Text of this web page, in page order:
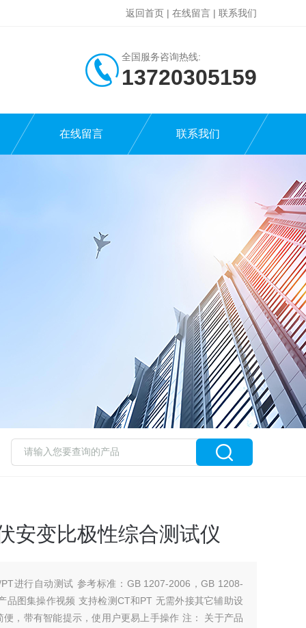
返回首页 | 在线留言 | 联系我们
全国服务咨询热线:
13720305159
在线留言 联系我们
安变比极性综合测试仪
进行自动测试 参考标准：GB 1207-2006，GB 1208-
品图集操作视频 支持检测CT和PT 无需外接其它辅助设
，带有智能提示，使用户更易上手操作 注： 关于产品